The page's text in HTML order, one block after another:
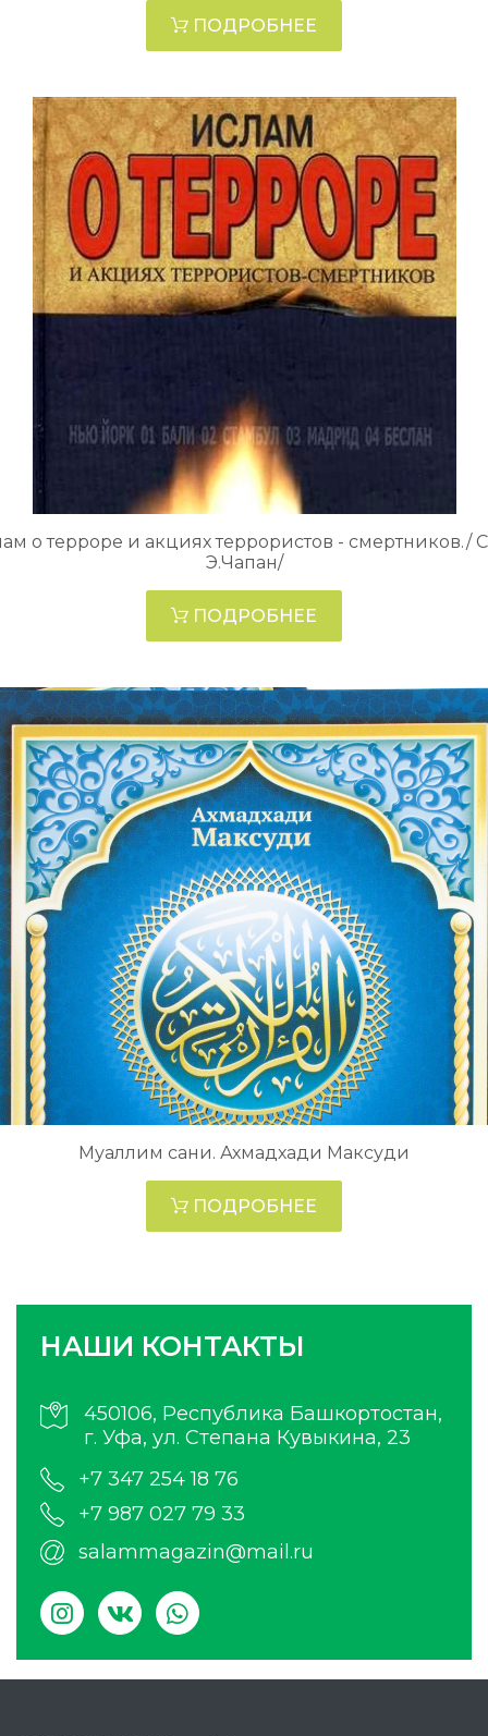
ПОДРОБНЕЕ
о терроре и акциях террористов - смертников./
Э.Чапан/
ПОДРОБНЕЕ
Муаллим сани. Ахмадхади Максуди
ПОДРОБНЕЕ
НАШИ КОНТАКТЫ
450106, Республика Башкортостан,
г. Уфа, ул. Степана Кувыкина, 23
+7 347 254 18 76
+7 987 027 79 33
salammagazin@mail.ru